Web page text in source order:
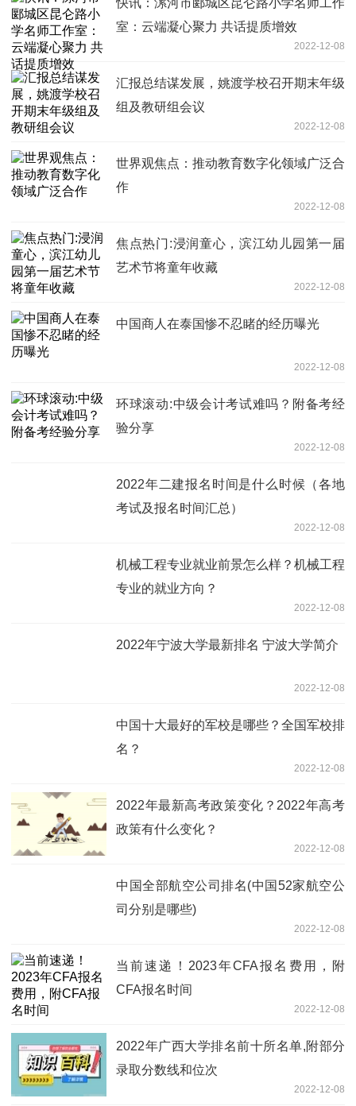
室：云端凝心聚力 共话提质增效
2022-12-08
汇报总结谋发展，姚渡学校召开期末年级
组及教研组会议
2022-12-08
世界观焦点：推动教育数字化领域广泛合
作
2022-12-08
焦点热门:浸润童心，滨江幼儿园第一届
艺术节将童年收藏
2022-12-08
中国商人在泰国惨不忍睹的经历曝光
2022-12-08
环球滚动:中级会计考试难吗？附备考经
验分享
2022-12-08
2022年二建报名时间是什么时候（各地
考试及报名时间汇总）
2022-12-08
机械工程专业就业前景怎么样？机械工程
专业的就业方向？
2022-12-08
2022年宁波大学最新排名 宁波大学简介
2022-12-08
中国十大最好的军校是哪些？全国军校排
名？
2022-12-08
2022年最新高考政策变化？2022年高考
政策有什么变化？
2022-12-08
中国全部航空公司排名(中国52家航空公
司分别是哪些)
2022-12-08
当前速递！2023年CFA报名费用，附
CFA报名时间
2022-12-08
2022年广西大学排名前十所名单,附部分
录取分数线和位次
2022-12-08